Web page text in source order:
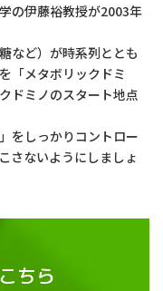
の伊藤裕教授が2003年
など）が時系列ととも
「メタボリックドミ
ドミノのスタート地点
をしっかりコントロー
さないようにしましょ
ちら